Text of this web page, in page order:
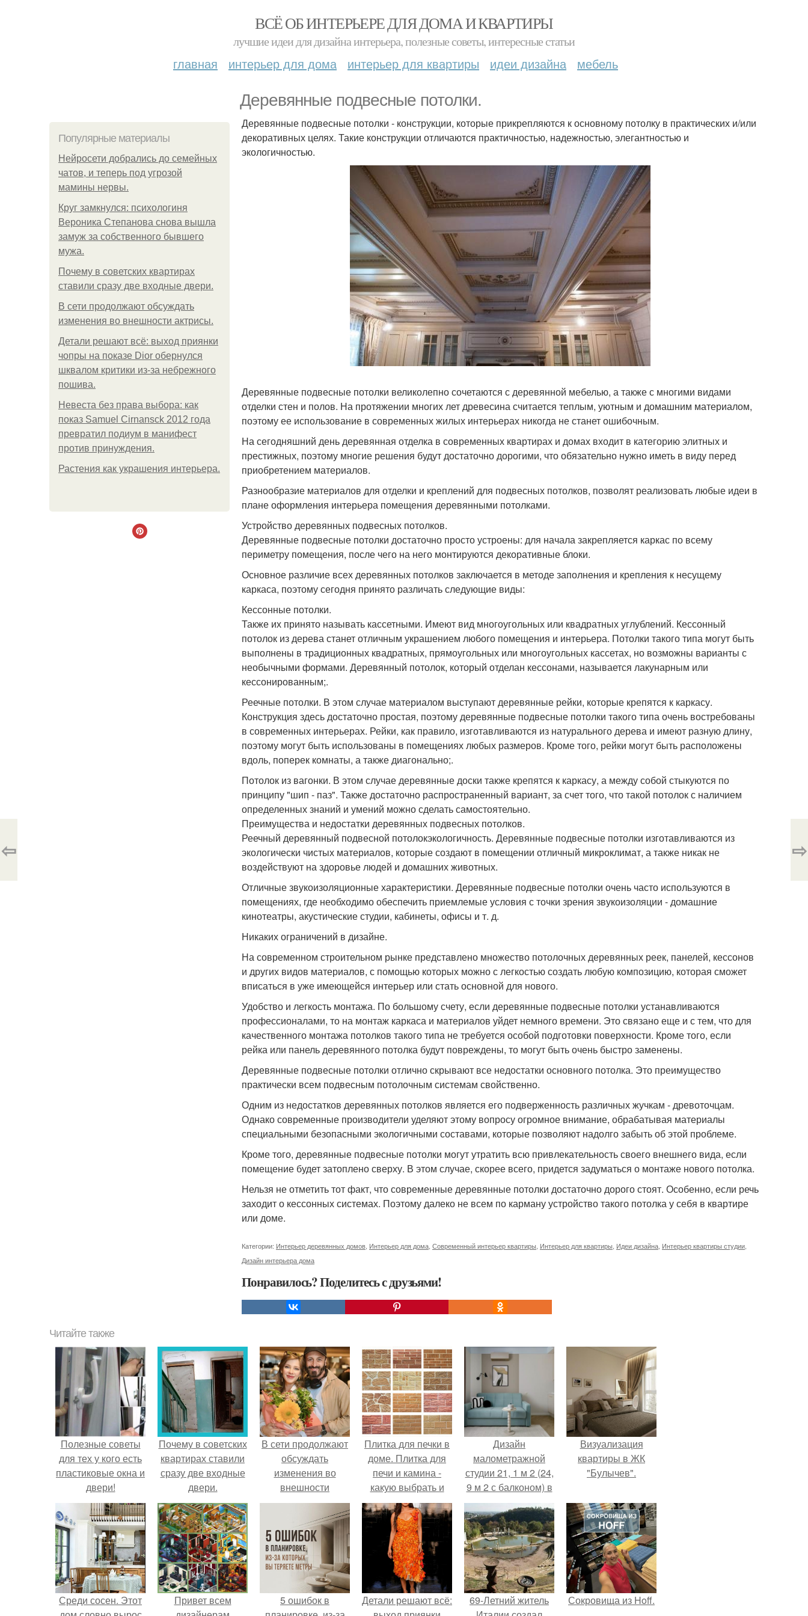
ВСЁ ОБ ИНТЕРЬЕРЕ ДЛЯ ДОМА И КВАРТИРЫ
лучшие идеи для дизайна интерьера, полезные советы, интересные статьи
главная интерьер для дома интерьер для квартиры идеи дизайна мебель
Деревянные подвесные потолки.
Популярные материалы
Нейросети добрались до семейных
чатов, и теперь под угрозой
мамины нервы.
Круг замкнулся: психологиня
Вероника Степанова снова вышла
замуж за собственного бывшего
мужа.
Почему в советских квартирах
ставили сразу две входные двери.
В сети продолжают обсуждать
изменения во внешности актрисы.
Детали решают всё: выход приянки
чопры на показе Dior обернулся
шквалом критики из-за небрежного
пошива.
Невеста без права выбора: как
показ Samuel Cirnansck 2012 года
превратил подиум в манифест
против принуждения.
Растения как украшения интерьера.
Деревянные подвесные потолки - конструкции, которые прикрепляются к основному потолку в практических и/или
декоративных целях. Такие конструкции отличаются практичностью, надежностью, элегантностью и
экологичностью.
Деревянные подвесные потолки великолепно сочетаются с деревянной мебелью, а также с многими видами
отделки стен и полов. На протяжении многих лет древесина считается теплым, уютным и домашним материалом,
поэтому ее использование в современных жилых интерьерах никогда не станет ошибочным.
На сегодняшний день деревянная отделка в современных квартирах и домах входит в категорию элитных и
престижных, поэтому многие решения будут достаточно дорогими, что обязательно нужно иметь в виду перед
приобретением материалов.
Разнообразие материалов для отделки и креплений для подвесных потолков, позволят реализовать любые идеи в
плане оформления интерьера помещения деревянными потолками.
Устройство деревянных подвесных потолков.
Деревянные подвесные потолки достаточно просто устроены: для начала закрепляется каркас по всему
периметру помещения, после чего на него монтируются декоративные блоки.
Основное различие всех деревянных потолков заключается в методе заполнения и крепления к несущему
каркаса, поэтому сегодня принято различать следующие виды:
Кессонные потолки.
Также их принято называть кассетными. Имеют вид многоугольных или квадратных углублений. Кессонный
потолок из дерева станет отличным украшением любого помещения и интерьера. Потолки такого типа могут быть
выполнены в традиционных квадратных, прямоугольных или многоугольных кассетах, но возможны варианты с
необычными формами. Деревянный потолок, который отделан кессонами, называется лакунарным или
кессонированным;.
Реечные потолки. В этом случае материалом выступают деревянные рейки, которые крепятся к каркасу.
Конструкция здесь достаточно простая, поэтому деревянные подвесные потолки такого типа очень востребованы
в современных интерьерах. Рейки, как правило, изготавливаются из натурального дерева и имеют разную длину,
поэтому могут быть использованы в помещениях любых размеров. Кроме того, рейки могут быть расположены
вдоль, поперек комнаты, а также диагонально;.
Потолок из вагонки. В этом случае деревянные доски также крепятся к каркасу, а между собой стыкуются по
принципу "шип - паз". Также достаточно распространенный вариант, за счет того, что такой потолок с наличием
определенных знаний и умений можно сделать самостоятельно.
Преимущества и недостатки деревянных подвесных потолков.
Реечный деревянный подвесной потолокэкологичность. Деревянные подвесные потолки изготавливаются из
экологически чистых материалов, которые создают в помещении отличный микроклимат, а также никак не
воздействуют на здоровье людей и домашних животных.
Отличные звукоизоляционные характеристики. Деревянные подвесные потолки очень часто используются в
помещениях, где необходимо обеспечить приемлемые условия с точки зрения звукоизоляции - домашние
кинотеатры, акустические студии, кабинеты, офисы и т. д.
Никаких ограничений в дизайне.
На современном строительном рынке представлено множество потолочных деревянных реек, панелей, кессонов
и других видов материалов, с помощью которых можно с легкостью создать любую композицию, которая сможет
вписаться в уже имеющейся интерьер или стать основной для нового.
Удобство и легкость монтажа. По большому счету, если деревянные подвесные потолки устанавливаются
профессионалами, то на монтаж каркаса и материалов уйдет немного времени. Это связано еще и с тем, что для
качественного монтажа потолков такого типа не требуется особой подготовки поверхности. Кроме того, если
рейка или панель деревянного потолка будут повреждены, то могут быть очень быстро заменены.
Деревянные подвесные потолки отлично скрывают все недостатки основного потолка. Это преимущество
практически всем подвесным потолочным системам свойственно.
Одним из недостатков деревянных потолков является его подверженность различных жучкам - древоточцам.
Однако современные производители уделяют этому вопросу огромное внимание, обрабатывая материалы
специальными безопасными экологичными составами, которые позволяют надолго забыть об этой проблеме.
Кроме того, деревянные подвесные потолки могут утратить всю привлекательность своего внешнего вида, если
помещение будет затоплено сверху. В этом случае, скорее всего, придется задуматься о монтаже нового потолка.
Нельзя не отметить тот факт, что современные деревянные потолки достаточно дорого стоят. Особенно, если речь
заходит о кессонных системах. Поэтому далеко не всем по карману устройство такого потолка у себя в квартире
или доме.
Категории: Интерьер деревянных домов Интерьер для дома Современный интерьер квартиры Интерьер для квартиры Идеи дизайна Интерьер квартиры студии
Дизайн интерьера дома
Понравилось? Поделитесь с друзьями!
⇦ ⇨
Читайте также
Полезные советы
для тех у кого есть
пластиковые окна и
двери!
Почему в советских
квартирах ставили
сразу две входные
двери.
В сети продолжают
обсуждать
изменения во
внешности
актрисы.
Плитка для печки в
доме. Плитка для
печи и камина -
какую выбрать и
какой лучше
обложить печь в
доме.
Дизайн
малометражной
студии 21, 1 м 2 (24,
9 м 2 с балконом) в
Краснодаре.
Визуализация
квартиры в ЖК
"Булычев".
Среди сосен. Этот
Привет всем
5 ошибок в
Детали решают всё:
69-Летний житель
Сокровища из Hoff.